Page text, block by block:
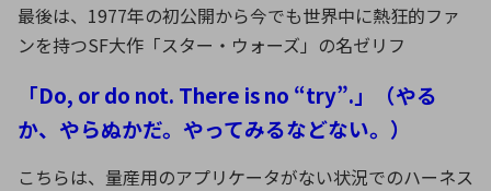
最後は、1977年の初公開から今でも世界中に熱狂的ファ
ンを持つSF大作「スター・ウォーズ」の名ゼリフ
「Do, or do not. There is no “try”.」（やる
か、やらぬかだ。やってみるなどない。）
こちらは、量産用のアプリケータがない状況でのハーネス